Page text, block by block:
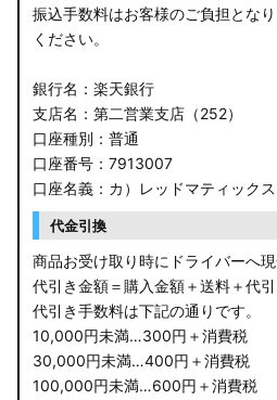
振込手数料はお客様のご負担とな
ください。
銀行名：楽天銀行
支店名：第二営業支店（252）
口座種別：普通
口座番号：7913007
口座名義：カ）レッドマティックス
代金引換
商品お受け取り時にドライバーへ
代引き金額＝購入金額＋送料＋代
代引き手数料は下記の通りです。
10,000円未満…300円＋消費税
30,000円未満…400円＋消費税
100,000円未満…600円＋消費税